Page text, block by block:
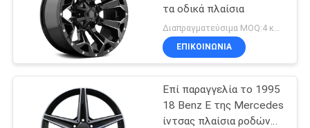
Σφυρηλατημένες
Monoblock ρόδες
τα οδικά πλαίσια
ΕΠΙΚΟΙΝΩΝΊΑ
Επί παραγγελία το 1995
18 Benz Ε της Mercedes
ίντσας πλαίσια ροδών